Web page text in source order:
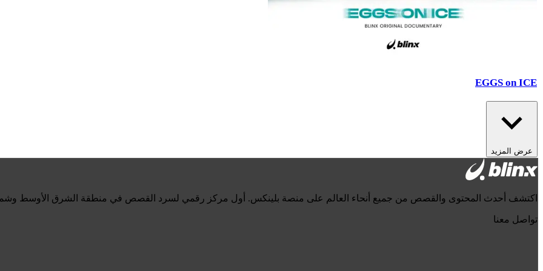
EGGS on ICE
عرض المزيد
اكتشف أحدث المحتوى والقصص من جميع أنحاء العالم على منصة بلينكس. أول مركز رقمي لسرد القصص في منطقة الشرق الأوسط
تواصل معنا